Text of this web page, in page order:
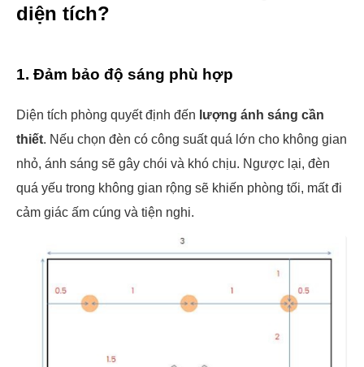
diện tích?
1. Đảm bảo độ sáng phù hợp
Diện tích phòng quyết định đến lượng ánh sáng cần
thiết. Nếu chọn đèn có công suất quá lớn cho không gian
nhỏ, ánh sáng sẽ gây chói và khó chịu. Ngược lại, đèn
quá yếu trong không gian rộng sẽ khiến phòng tối, mất đi
cảm giác ấm cúng và tiện nghi.